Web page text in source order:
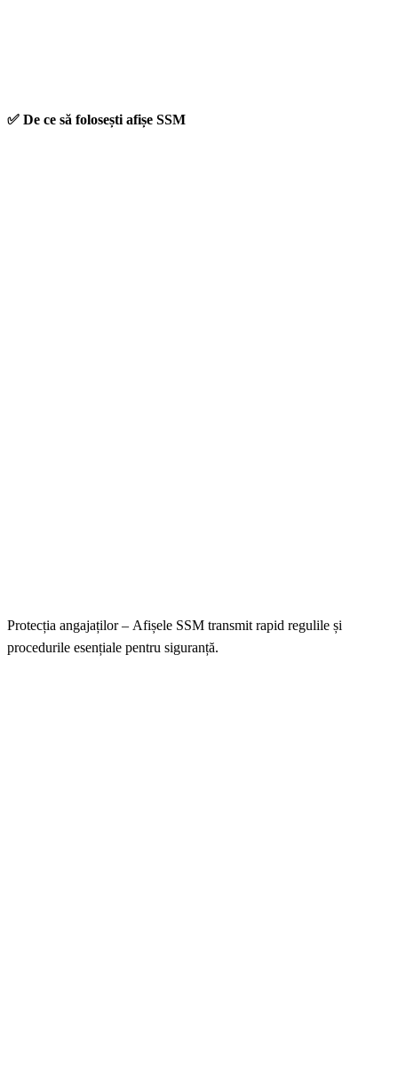
✅ De ce să folosești afișe SSM
Protecția angajaților – Afișele SSM transmit rapid regulile și
procedurile esențiale pentru siguranță.